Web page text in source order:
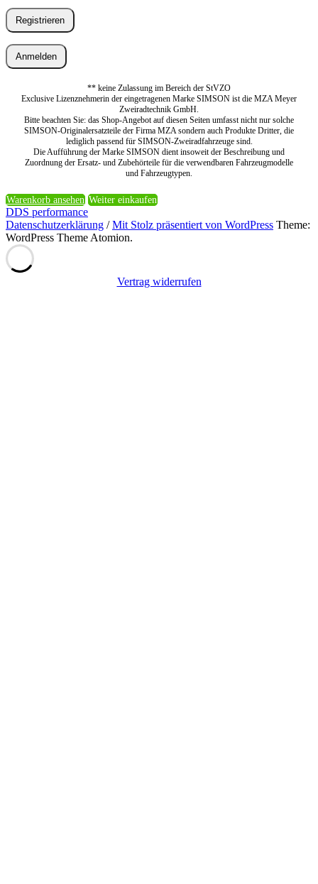
Registrieren
Anmelden
** keine Zulassung im Bereich der StVZO
Exclusive Lizenznehmerin der eingetragenen Marke SIMSON ist die MZA Meyer
Zweiradtechnik GmbH.
Bitte beachten Sie: das Shop-Angebot auf diesen Seiten umfasst nicht nur solche
SIMSON-Originalersatzteile der Firma MZA sondern auch Produkte Dritter, die
lediglich passend für SIMSON-Zweiradfahrzeuge sind.
Die Aufführung der Marke SIMSON dient insoweit der Beschreibung und
Zuordnung der Ersatz- und Zubehörteile für die verwendbaren Fahrzeugmodelle
und Fahrzeugtypen.
Warenkorb ansehen Weiter einkaufen
DDS performance
Datenschutzerklärung /Mit Stolz präsentiert von WordPress Theme:
WordPress Theme Atomion.
Vertrag widerrufen